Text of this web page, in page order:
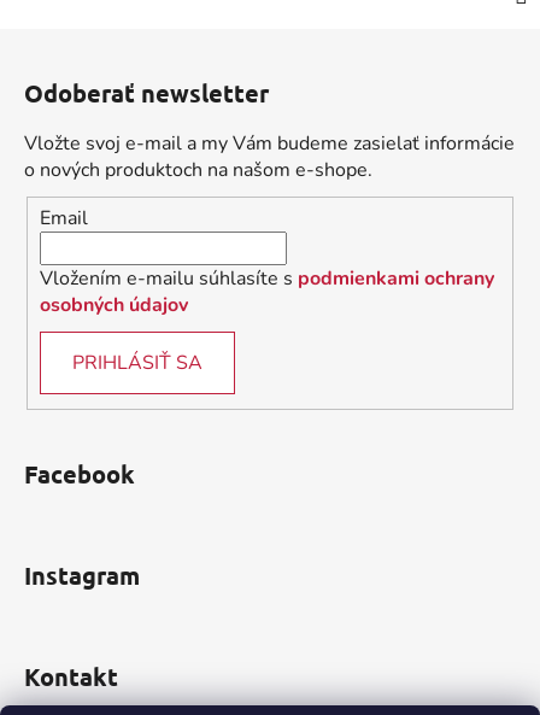
Odoberať newsletter
Vložte svoj e-mail a my Vám budeme zasielať informácie
o nových produktoch na našom e-shope.
Email
Vložením e-mailu súhlasíte s podmienkami ochrany
osobných údajov
PRIHLÁSIŤ SA
Facebook
Instagram
Kontakt